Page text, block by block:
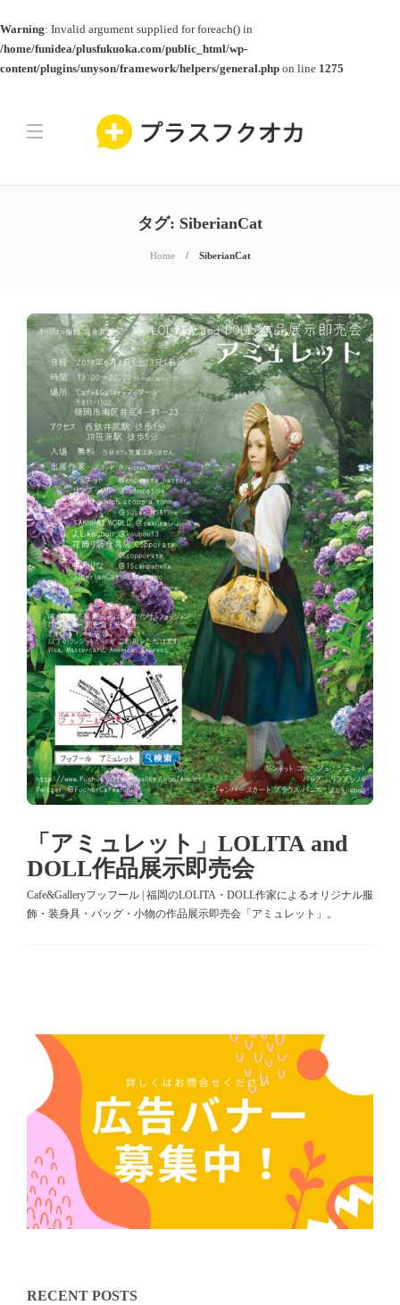
Warning: Invalid argument supplied for foreach() in
/home/funidea/plusfukuoka.com/public_html/wp-
content/plugins/unyson/framework/helpers/general.php on line 1275
タグ: SiberianCat
Home SiberianCat
「アミュレット」LOLITA and
DOLL作品展示即売会
Cafe&Galleryフッフール | 福岡のLOLITA・DOLL作家によるオリジナル服
飾・装身具・バッグ・小物の作品展示即売会「アミュレット」。
RECENT POSTS